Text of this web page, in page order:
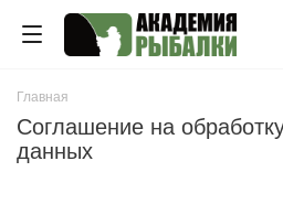
Главная
Соглашение на
данных